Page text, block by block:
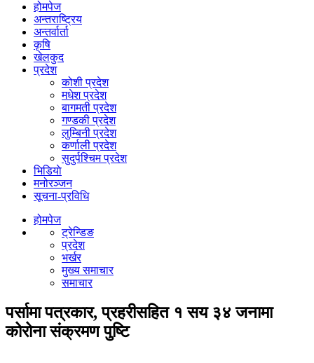
होमपेज
अन्तराष्ट्रिय
अन्तर्वार्ता
कृषि
खेलकुद
प्रदेश
कोशी प्रदेश
मधेश प्रदेश
बागमती प्रदेश
गण्डकी प्रदेश
लुम्बिनी प्रदेश
कर्णाली प्रदेश
सुदुर्पश्चिम प्रदेश
भिडियाे
मनोरञ्जन
सूचना-प्रविधि
होमपेज
ट्रेन्डिङ
प्रदेश
भर्खर
मुख्य समाचार
समाचार
पर्सामा पत्रकार, प्रहरीसहित १ सय ३४ जनामा
कोरोना संक्रमण पुष्टि